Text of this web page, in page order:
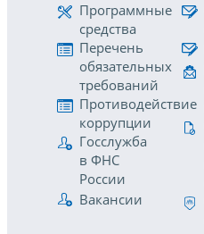
Программные
средства
Перечень
обязательных
требований
Противодействие
коррупции
Госслужба
в ФНС
России
Вакансии